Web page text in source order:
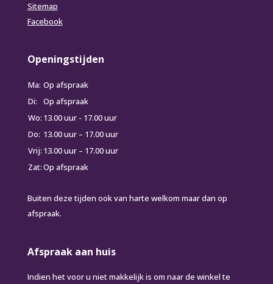
Sitemap
Facebook
Openingstijden
Ma: Op afspraak
Di:
Op afspraak
Wo: 13.00 uur - 17.00 uur
Do: 13.00 uur – 17.00 uur
Vrij: 13.00 uur – 17.00 uur
Zat:Op afspraak
Buiten deze tijden ook van harte welkom maar dan op
afspraak.
Afspraak aan huis
Indien het voor u niet makkelijk is om naar de winkel te